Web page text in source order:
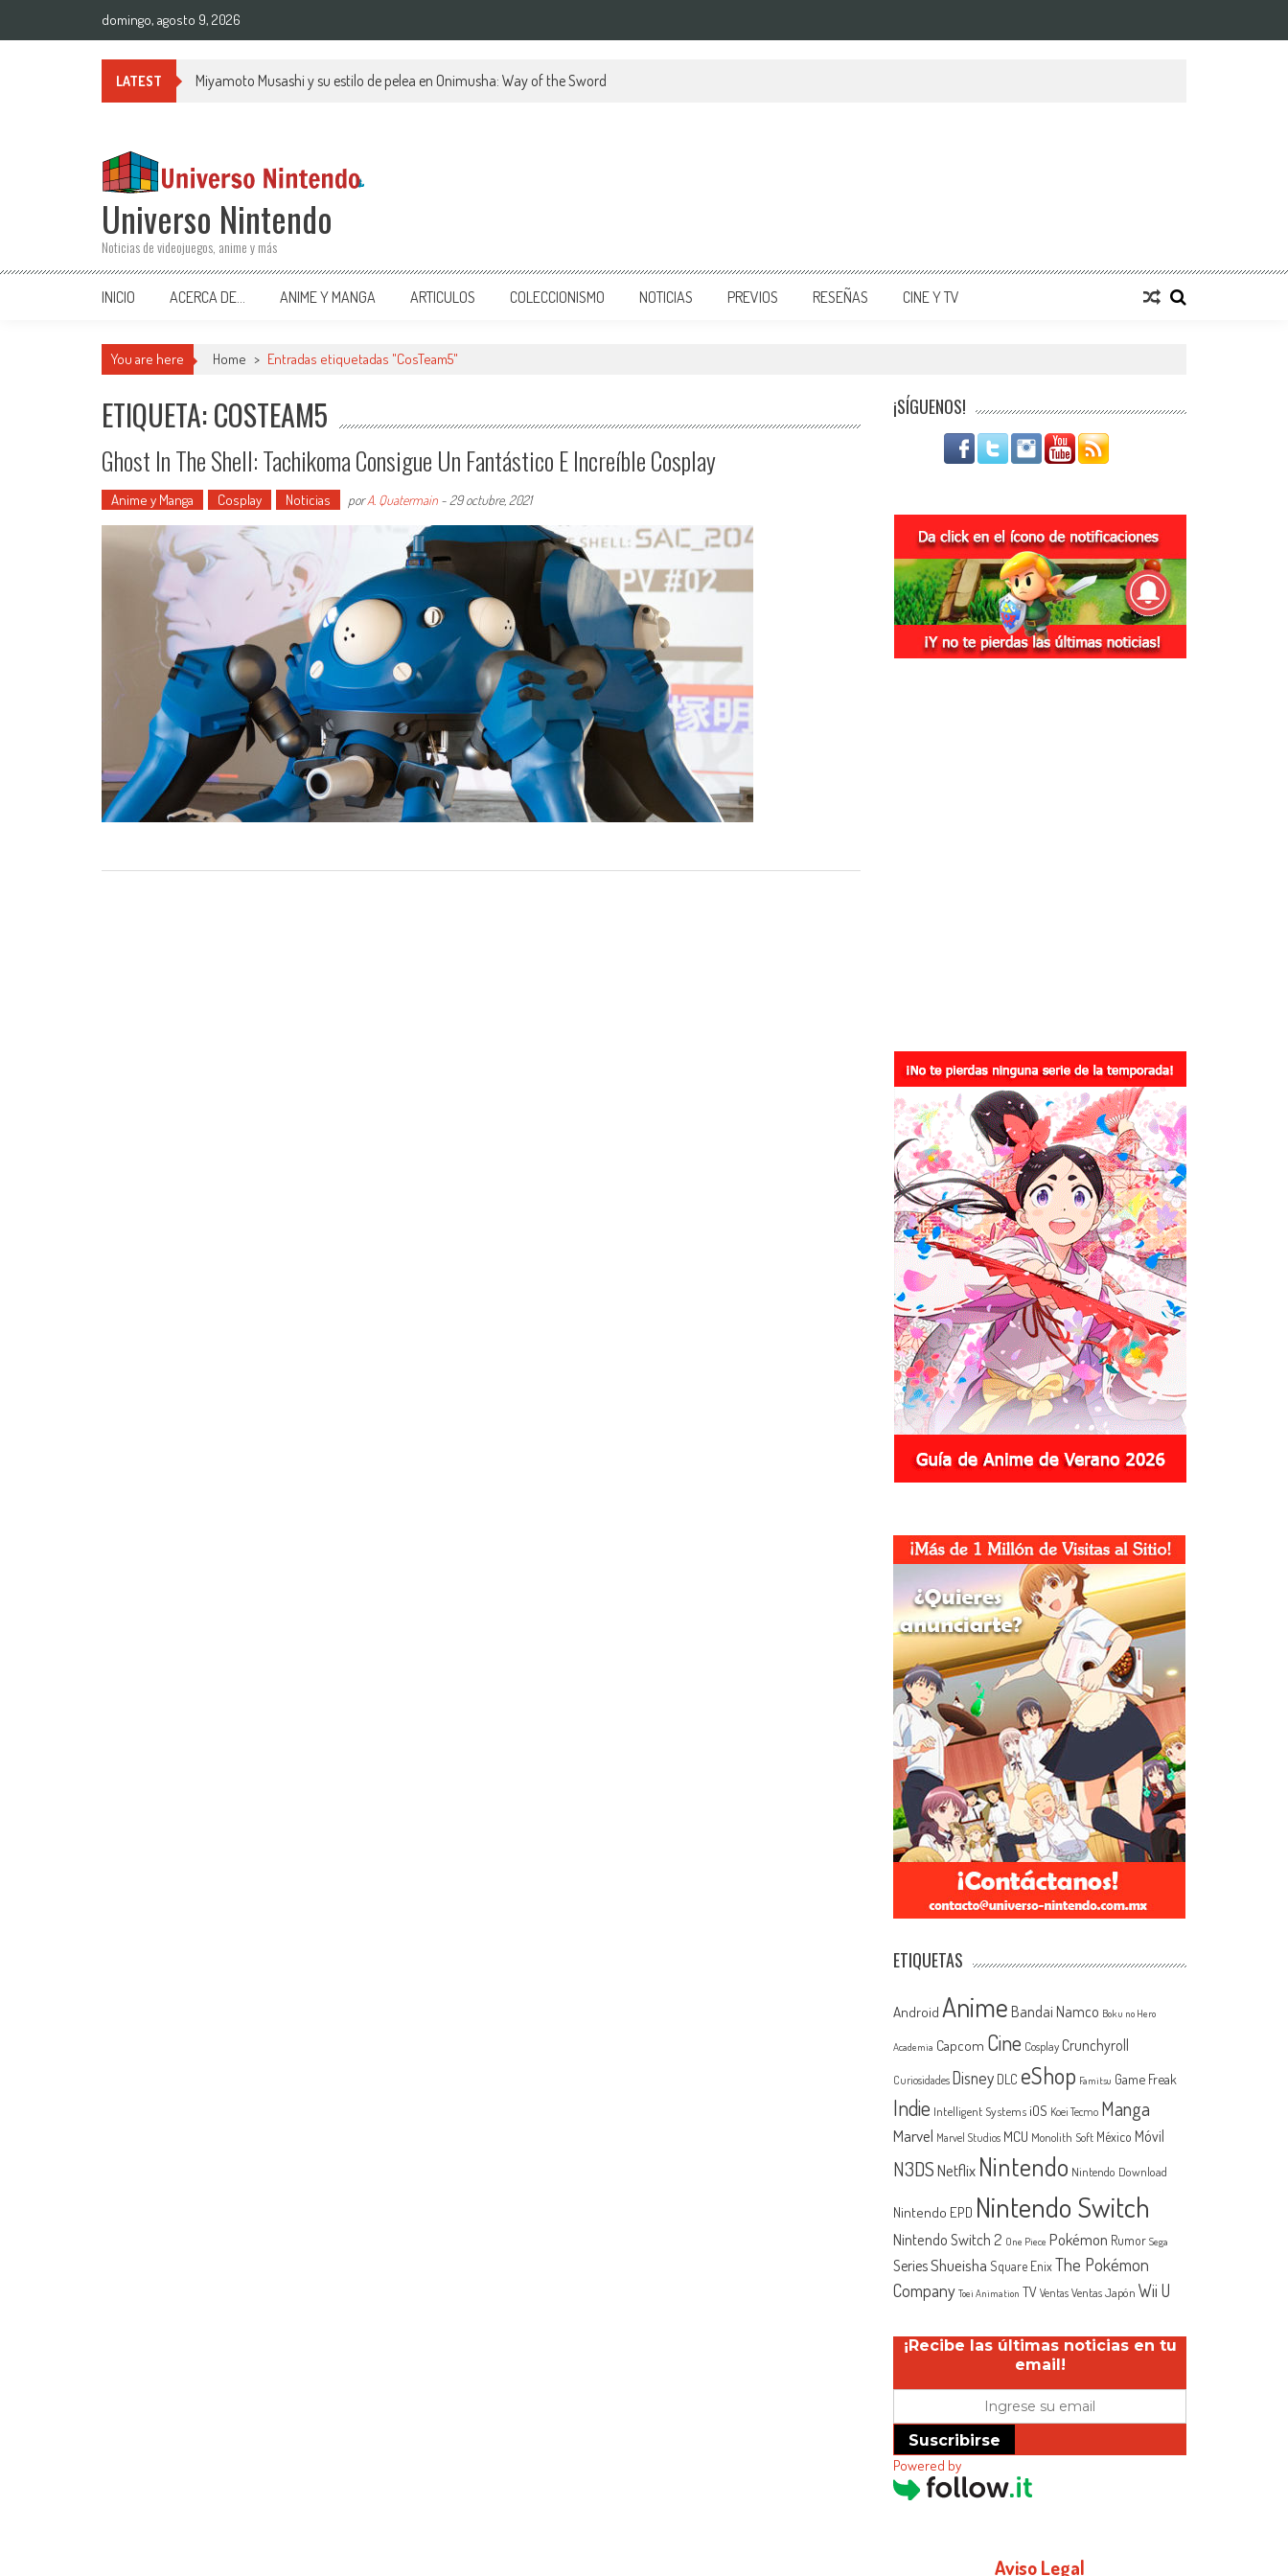
domingo, agosto 9, 2026
LATEST Miyamoto Musashi y su estilo de pelea en Onimusha: Way of the Sword
Universo Nintendo
Noticias de videojuegos, anime y más
INICIO ACERCA DE… ANIME Y MANGA ARTICULOS COLECCIONISMO NOTICIAS PREVIOS RESEÑAS CINE Y TV
You are here Home > Entradas etiquetadas "CosTeam5"
ETIQUETA: COSTEAM5
Ghost In The Shell: Tachikoma Consigue Un Fantástico E Increíble Cosplay
Anime y Manga Cosplay Noticias porA. Quatermain - 29 octubre, 2021
¡SÍGUENOS!
ETIQUETAS
Android Anime Bandai Namco Boku no Hero
Academia Capcom Cine Cosplay Crunchyroll
Curiosidades Disney DLC eShop Famitsu Game Freak
Indie Intelligent Systems iOS Koei Tecmo Manga
Marvel Marvel Studios MCU Monolith Soft México Móvil
N3DSNetflix Nintendo Nintendo Download
Nintendo EPD Nintendo Switch
Nintendo Switch 2 One Piece Pokémon Rumor Sega
SeriesShueisha Square EnixThe Pokémon
Company Toei Animation TV Ventas Ventas Japón Wii U
¡Recibe las últimas noticias en tu
email!
Suscribirse
Powered by
Aviso Legal